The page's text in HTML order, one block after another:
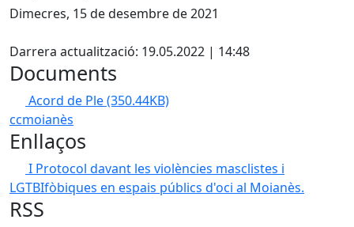
Dimecres, 15 de desembre de 2021
Darrera actualització: 19.05.2022 | 14:48
Documents
Acord de Ple(350.44KB)
ccmoianès
Enllaços
I Protocol davant les violències masclistes i
LGTBIfòbiques en espais públics d'oci al Moianès.
RSS